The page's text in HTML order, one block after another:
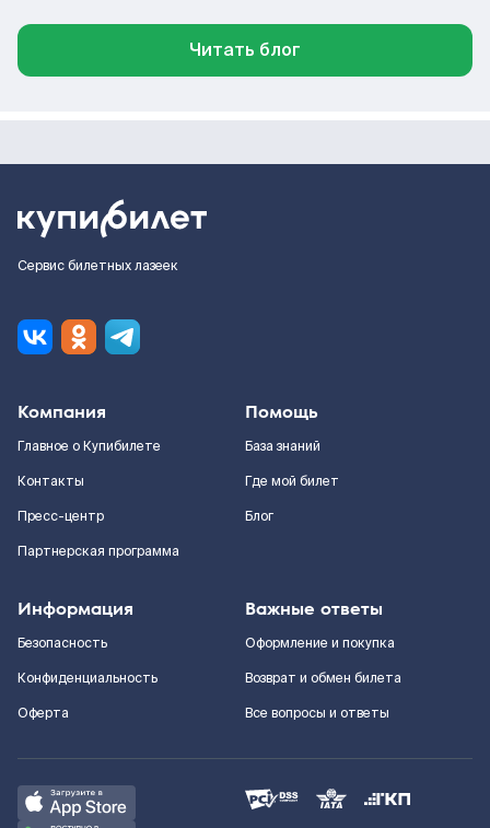
Читать блог
Сервис билетных лазеек
Компания
Главное о Купибилете
Контакты
Пресс-центр
Партнерская программа
Помощь
База знаний
Где мой билет
Блог
Информация
Безопасность
Конфиденциальность
Оферта
Важные ответы
Оформление и покупка
Возврат и обмен билета
Все вопросы и ответы